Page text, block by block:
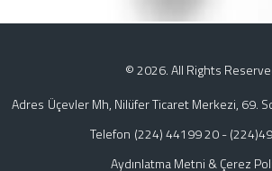
© 2026. All Rights
Adres Üçevler Mh, Nilüfer Ticaret Merkezi, 69.
Telefon (224) 44199 20-
Aydınlatma Metni & Çerez